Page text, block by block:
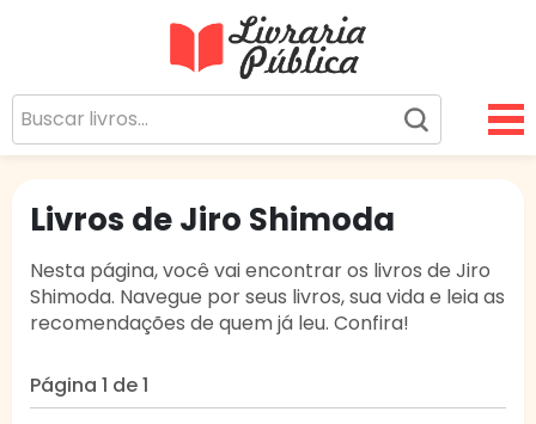
Sua Biblioteca Virtual Gratuita
Livros de Jiro Shimoda
Nesta página, você vai encontrar os livros de Jiro
Shimoda. Navegue por seus livros, sua vida e leia as
recomendações de quem já leu. Confira!
Página 1 de 1